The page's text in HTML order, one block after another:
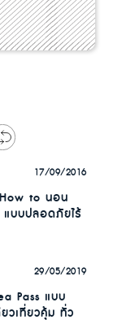
17/09/2016
to นอน
บบปลอดภัยไร้
29/05/2019
Pass แบบ
วเที่ยวคุ้ม ทั่ว